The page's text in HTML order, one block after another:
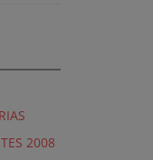
2008